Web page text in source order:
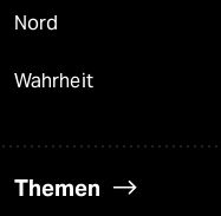
Nord
Wahrheit
Themen